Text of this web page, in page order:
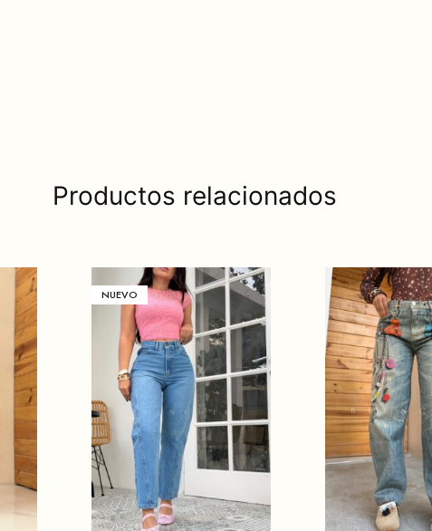
Productos relacionados
NUEVO